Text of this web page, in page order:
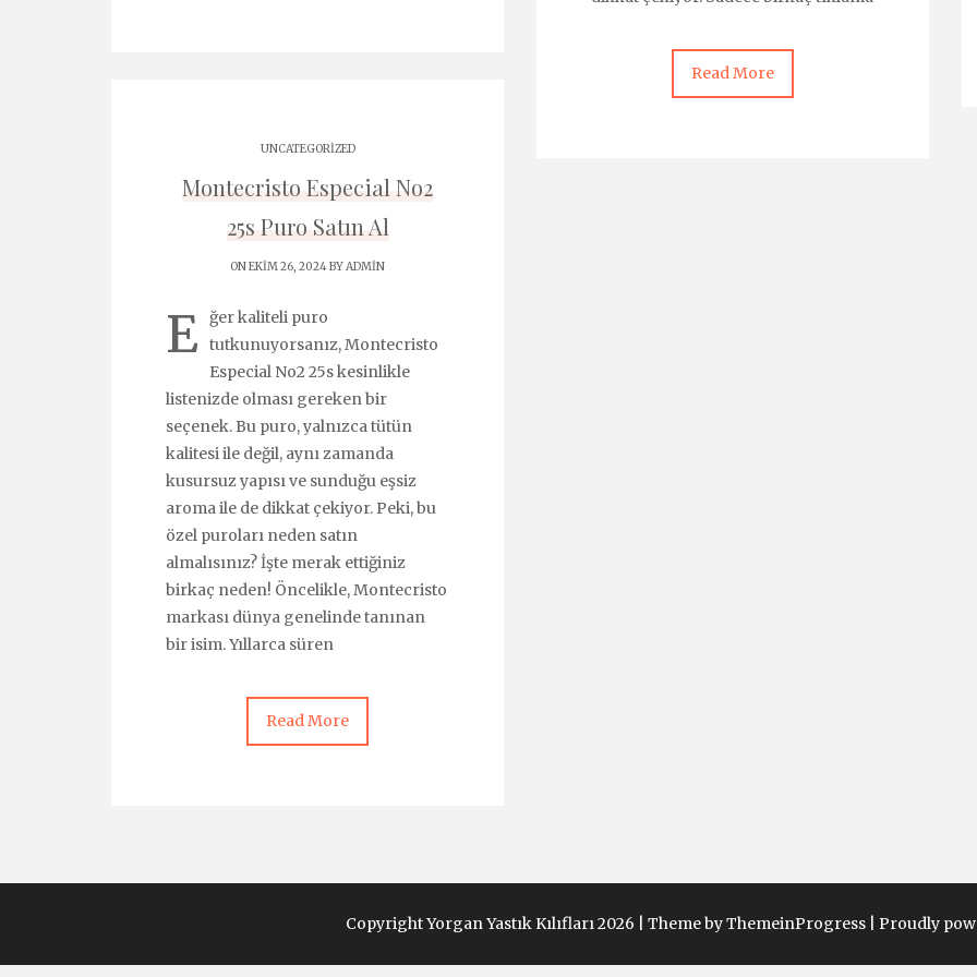
Read More
UNCATEGORIZED
Montecristo Especial No2
25s Puro Satın Al
ON EKIM 26, 2024 BYADMIN
E ğer kaliteli puro
tutkunuyorsanız, Montecristo
Especial No2 25s kesinlikle
listenizde olması gereken bir
seçenek. Bu puro, yalnızca tütün
kalitesi ile değil, aynı zamanda
kusursuz yapısı ve sunduğu eşsiz
aroma ile de dikkat çekiyor. Peki, bu
özel puroları neden satın
almalısınız? İşte merak ettiğiniz
birkaç neden! Öncelikle, Montecristo
markası dünya genelinde tanınan
bir isim. Yıllarca süren
Read More
Copyright Yorgan Yastık Kılıfları 2026 | Theme by ThemeinProgress Proudly